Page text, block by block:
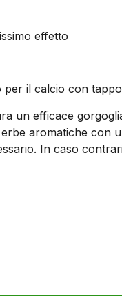
effetto
per il calcio con tappo
un efficace
aromatiche con
In caso